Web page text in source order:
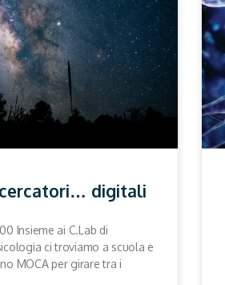
digitali
Insieme ai C.Lab di
ci troviamo a scuola e
MOCA per girare tra i